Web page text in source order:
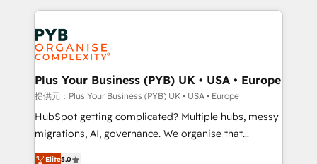
services are offered in both English & French.
onboarding from platforms like Salesforce, NetSuite,
Zoho, Pardot, Marketo, Microsoft Dynamics, Wix,
WordPress and legacy CRMs, turning fragmented
systems into unified, growth-ready HubSpot
architectures that accelerate revenue operations and
performance. - Multi-object CRM migration, cleanup,
and implementation. - Pre-built and custom
integrations across your full tech stack. - Custom
Plus Your Business (PYB) UK • USA • Europe
提供元：Plus Your Business (PYB) UK • USA • Europe
HubSpot getting complicated? Multiple hubs, messy
migrations, AI, governance. We organise that
complexity, so your team can put HubSpot to work...
Elite5.0